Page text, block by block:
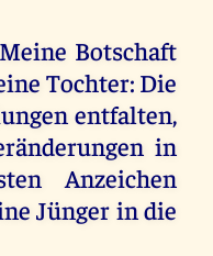
Botschaft
Tochter: Die
entfalten,
in
Anzeichen
Jünger in die